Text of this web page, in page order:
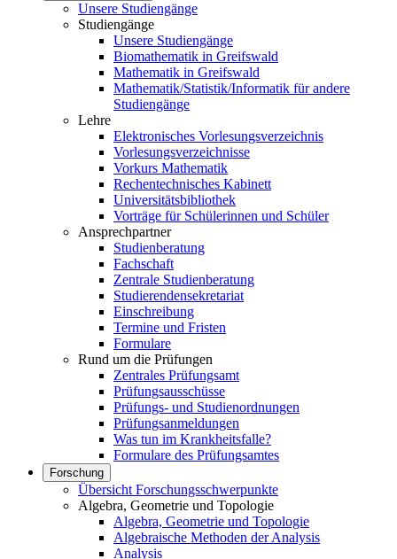
Unsere Studiengänge
Studiengänge
Unsere Studiengänge
Biomathematik in Greifswald
Mathematik in Greifswald
Mathematik/Statistik/Informatik für andere
Studiengänge
Lehre
Elektronisches Vorlesungsverzeichnis
Vorlesungsverzeichnisse
Vorkurs Mathematik
Rechentechnisches Kabinett
Universitätsbibliothek
Vorträge für Schülerinnen und Schüler
Ansprechpartner
Studienberatung
Fachschaft
Zentrale Studienberatung
Studierendensekretariat
Einschreibung
Termine und Fristen
Formulare
Rund um die Prüfungen
Zentrales Prüfungsamt
Prüfungsausschüsse
Prüfungs- und Studienordnungen
Prüfungsanmeldungen
Was tun im Krankheitsfalle?
Formulare des Prüfungsamtes
Forschung
Übersicht Forschungsschwerpunkte
Algebra, Geometrie und Topologie
Algebra, Geometrie und Topologie
Algebraische Methoden der Analysis
Analysis